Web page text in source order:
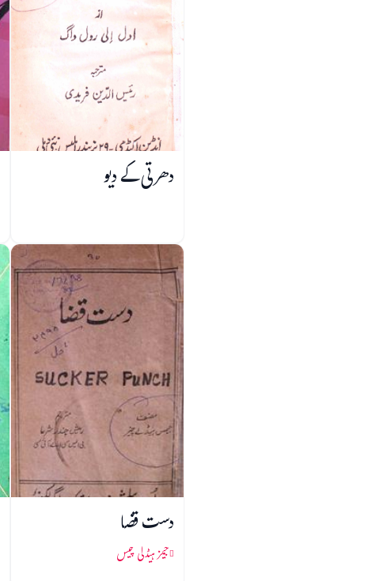
دھرتی کے دیو
دست قضا
جیمز ہیڈلی چیس